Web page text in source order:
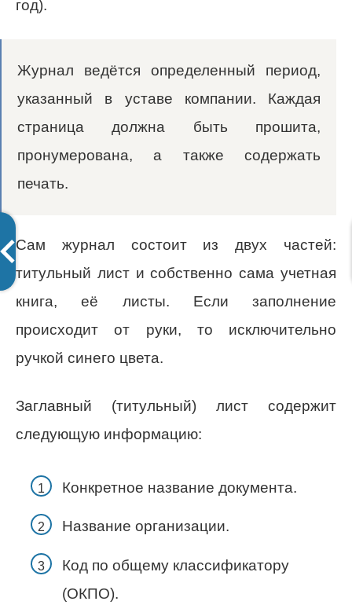
год).
Журнал ведётся определенный период,
указанный в уставе компании. Каждая
страница должна быть прошита,
пронумерована, а также содержать
печать.
Сам журнал состоит из двух частей:
титульный лист и собственно сама учетная
книга, её листы. Если заполнение
происходит от руки, то исключительно
ручкой синего цвета.
Заглавный (титульный) лист содержит
следующую информацию:
Конкретное название документа.
Название организации.
Код по общему классификатору
(ОКПО).